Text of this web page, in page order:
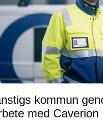
kommun
med Caverion